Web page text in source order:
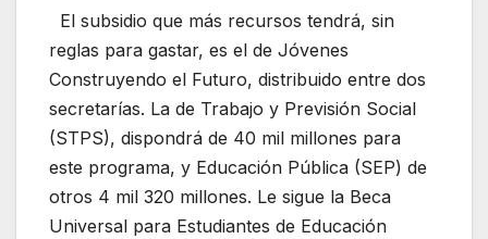
El subsidio que más recursos tendrá, sin
reglas para gastar, es el de Jóvenes
Construyendo el Futuro, distribuido entre dos
secretarías. La de Trabajo y Previsión Social
(STPS), dispondrá de 40 mil millones para
este programa, y Educación Pública (SEP) de
otros 4 mil 320 millones. Le sigue la Beca
Universal para Estudiantes de Educación